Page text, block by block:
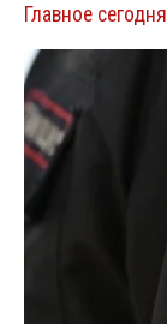
Главное сегодня